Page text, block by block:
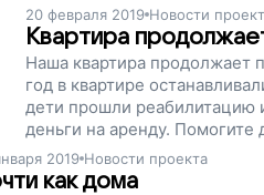
20 февраля 2019 Новости
Квартира
Наша квартира продолжает
год в квартире
дети прошли реабилитацию
деньги на аренду.
2019 Новости проекта
как дома